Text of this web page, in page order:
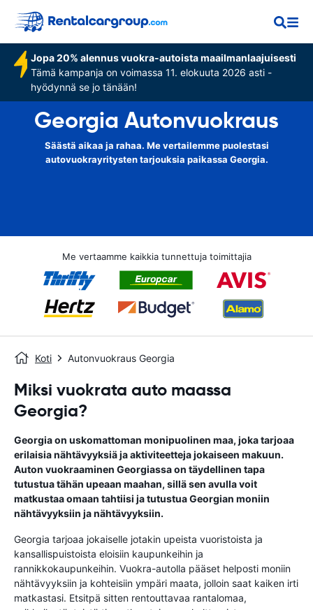
Jopa 20% alennus vuokra-autoista maailmanlaajuisesti
Tämä kampanja on voimassa 11. elokuuta 2026 asti -
hyödynnä se jo tänään!
Georgia Autonvuokraus
Säästä aikaa ja rahaa. Me vertailemme puolestasi
autovuokrayritysten tarjouksia paikassa Georgia.
Me vertaamme kaikkia tunnettuja toimittajia
Koti Autonvuokraus Georgia
Miksi vuokrata auto maassa
Georgia?
Georgia on uskomattoman monipuolinen maa, joka tarjoaa
erilaisia ​​nähtävyyksiä ja aktiviteetteja jokaiseen makuun.
Auton vuokraaminen Georgiassa on täydellinen tapa
tutustua tähän upeaan maahan, sillä sen avulla voit
matkustaa omaan tahtiisi ja tutustua Georgian moniin
nähtävyyksiin ja nähtävyyksiin.
Georgia tarjoaa jokaiselle jotakin upeista vuoristoista ja
kansallispuistoista eloisiin kaupunkeihin ja
rannikkokaupunkeihin. Vuokra-autolla pääset helposti moniin
nähtävyyksiin ja kohteisiin ympäri maata, jolloin saat kaiken irti
matkastasi. Etsitpä sitten rentouttavaa rantalomaa,